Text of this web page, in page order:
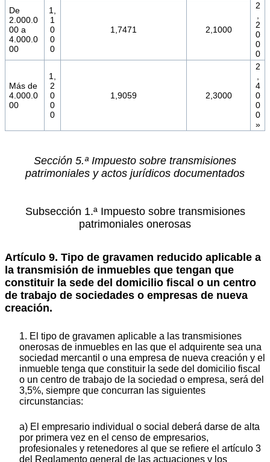
De
2.000.0
00 a
4.000.0
00
1,
1
0
0
0
1,7471 2,1000
2
2
0
0
0
Más de
4.000.0
00
1,
2
0
0
0
1,9059 2,3000
2
4
0
0
0
»
Sección 5.ª Impuesto sobre transmisiones
patrimoniales y actos jurídicos documentados
Subsección 1.ª Impuesto sobre transmisiones
patrimoniales onerosas
Artículo 9. Tipo de gravamen reducido aplicable a
la transmisión de inmuebles que tengan que
constituir la sede del domicilio fiscal o un centro
de trabajo de sociedades o empresas de nueva
creación.
1. El tipo de gravamen aplicable a las transmisiones
onerosas de inmuebles en las que el adquirente sea una
sociedad mercantil o una empresa de nueva creación y el
inmueble tenga que constituir la sede del domicilio fiscal
o un centro de trabajo de la sociedad o empresa, será del
3,5%, siempre que concurran las siguientes
circunstancias:
a) El empresario individual o social deberá darse de alta
por primera vez en el censo de empresarios,
profesionales y retenedores al que se refiere el artículo 3
del Reglamento general de las actuaciones y los